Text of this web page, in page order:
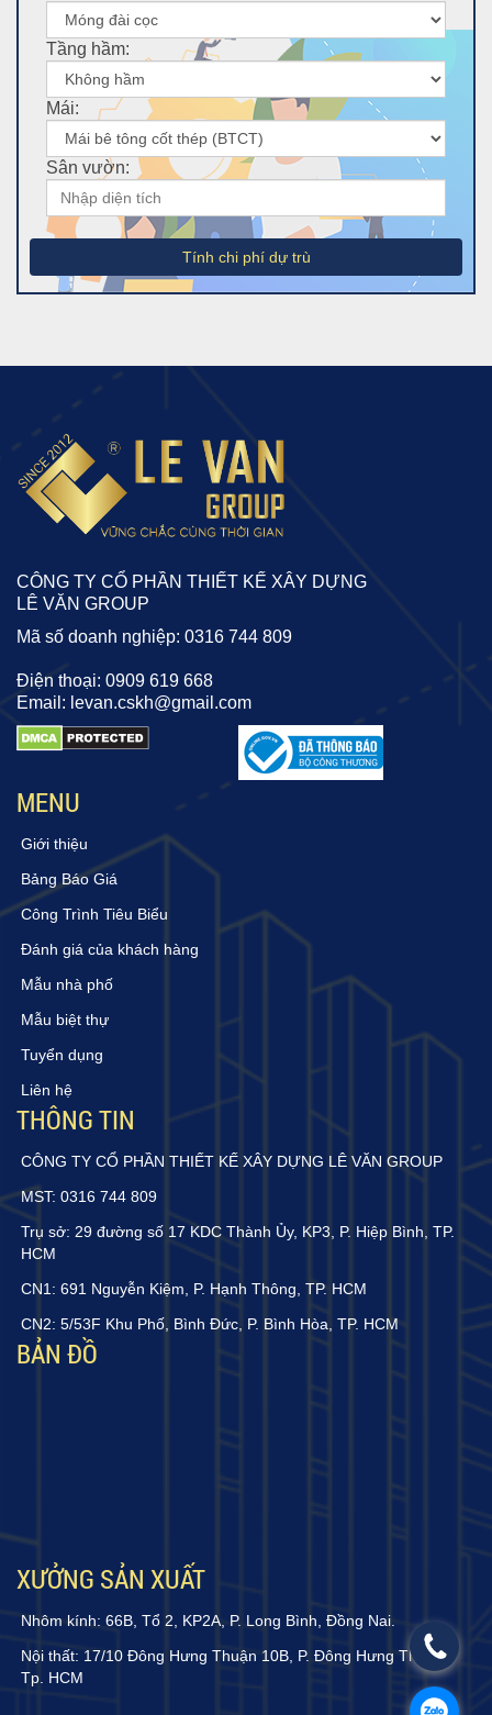
Tầng hầm:
Mái:
Sân vườn:
Tính chi phí dự trù
CÔNG TY CỔ PHẦN THIẾT KẾ XÂY DỰNG
LÊ VĂN GROUP
Mã số doanh nghiệp: 0316 744 809
Điện thoại: 0909 619 668
Email: levan.cskh@gmail.com
MENU
Giới thiệu
Bảng Báo Giá
Công Trình Tiêu Biểu
Đánh giá của khách hàng
Mẫu nhà phố
Mẫu biệt thự
Tuyển dụng
Liên hệ
THÔNG TIN
CÔNG TY CỔ PHẦN THIẾT KẾ XÂY DỰNG LÊ VĂN GROUP
MST: 0316 744 809
Trụ sở: 29 đường số 17 KDC Thành Ủy, KP3, P. Hiệp Bình, TP.
HCM
CN1: 691 Nguyễn Kiệm, P. Hạnh Thông, TP. HCM
CN2: 5/53F Khu Phố, Bình Đức, P. Bình Hòa, TP. HCM
BẢN ĐỒ
XƯỞNG SẢN XUẤT
Nhôm kính: 66B, Tổ 2, KP2A, P. Long Bình, Đồng Nai.
Nội thất: 17/10 Đông Hưng Thuận 10B, P. Đông Hưng Thuận,
Tp. HCM